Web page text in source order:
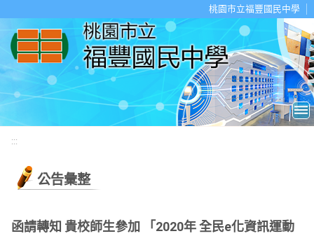
桃園市立福豐國民中學
:::
公告彙整
函請轉知 貴校師生參加 「2020年 全民e化資訊運動